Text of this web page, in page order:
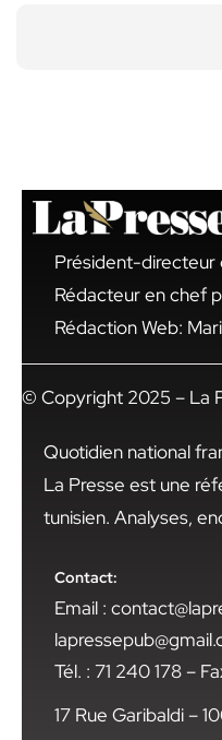
Président-directeur
Rédacteur en chef
Rédaction Web:
© Copyright 2025 – La
Quotidien national
La Presse est une
tunisien. Analyses,
Contact:
Email :
Tél. : 71 240 178 –
17 Rue Garibaldi –